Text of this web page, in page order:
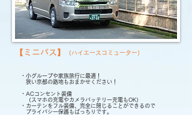
【ミニバス】
（ハイエースコミューター）
・小グループや家族旅行に最適！
狭い京都の路地もおまかせください！
・ACコンセント装備
（スマホの充電やカメラバッテリー充電もOK）
・カーテンをフル装備、完全に閉じることができるので
​ プライバシー保護もばっちりです。